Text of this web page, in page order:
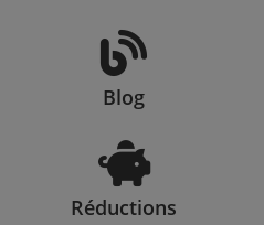
Blog
Réductions